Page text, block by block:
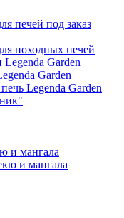
печей под заказ
походных печей
Garden
Garden
Legenda Garden
и мангала
и мангала